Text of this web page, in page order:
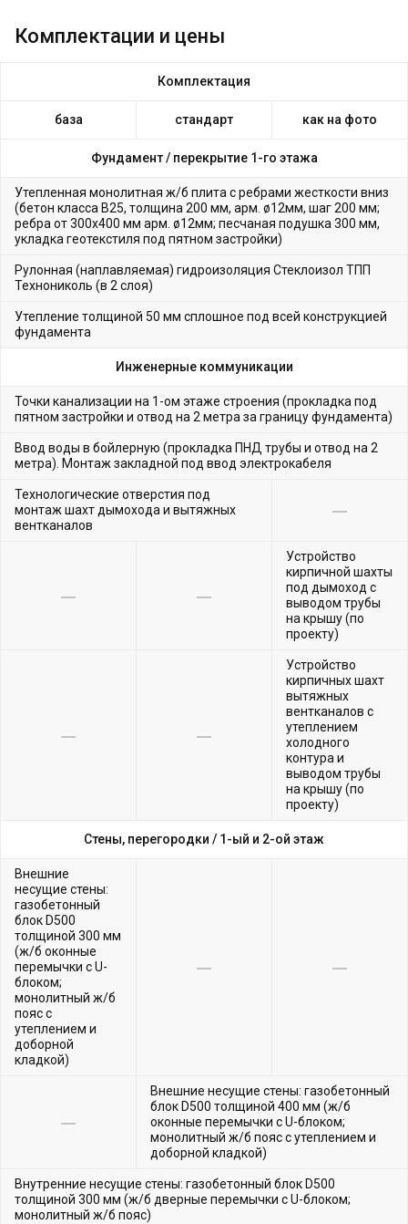
Комплектации и цены
Комплектация
база стандарт как на фото
Фундамент / перекрытие 1-го этажа
Утепленная монолитная ж/б плита с ребрами жесткости вниз
(бетон класса В25, толщина 200 мм, арм. ø12мм, шаг 200 мм;
ребра от 300х400 мм арм. ø12мм; песчаная подушка 300 мм,
укладка геотекстиля под пятном застройки)
Рулонная (наплавляемая) гидроизоляция Стеклоизол ТПП
Технониколь (в 2 слоя)
Утепление толщиной 50 мм сплошное под всей конструкцией
фундамента
Инженерные коммуникации
Точки канализации на 1-ом этаже строения (прокладка под
пятном застройки и отвод на 2 метра за границу фундамента)
Ввод воды в бойлерную (прокладка ПНД трубы и отвод на 2
метра). Монтаж закладной под ввод электрокабеля
Технологические отверстия под
монтаж шахт дымохода и вытяжных
вентканалов
Устройство
кирпичной шахты
под дымоход с
выводом трубы
на крышу (по
проекту)
Устройство
кирпичных шахт
вытяжных
вентканалов с
утеплением
холодного
контура и
выводом трубы
на крышу (по
проекту)
Стены, перегородки / 1-ый и 2-ой этаж
Внешние
несущие стены:
газобетонный
блок D500
толщиной 300 мм
(ж/б оконные
перемычки с U-
блоком;
монолитный ж/б
пояс с
утеплением и
доборной
кладкой)
Внешние несущие стены: газобетонный
блок D500 толщиной 400 мм (ж/б
оконные перемычки с U-блоком;
монолитный ж/б пояс с утеплением и
доборной кладкой)
Внутренние несущие стены: газобетонный блок D500
толщиной 300 мм (ж/б дверные перемычки с U-блоком;
монолитный ж/б пояс)